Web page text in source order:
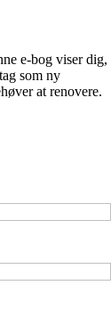
e-bog viser dig,
som ny
at renovere.